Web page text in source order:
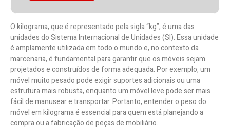
O kilograma, que é representado pela sigla “kg”, é uma das
unidades do Sistema Internacional de Unidades (SI). Essa unidade
é amplamente utilizada em todo o mundo e, no contexto da
marcenaria, é fundamental para garantir que os móveis sejam
projetados e construídos de forma adequada. Por exemplo, um
móvel muito pesado pode exigir suportes adicionais ou uma
estrutura mais robusta, enquanto um móvel leve pode ser mais
fácil de manusear e transportar. Portanto, entender o peso do
móvel em kilograma é essencial para quem está planejando a
compra ou a fabricação de peças de mobiliário.